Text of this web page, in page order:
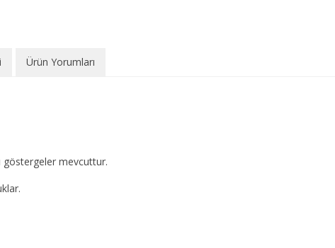
Ürün Yorumları
göstergeler mevcuttur.